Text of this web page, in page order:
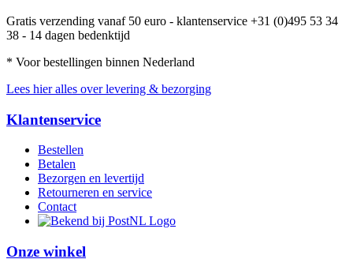
Gratis verzending vanaf 50 euro - klantenservice +31 (0)495 53 34
38 - 14 dagen bedenktijd
* Voor bestellingen binnen Nederland
Lees hier alles over levering & bezorging
Klantenservice
Bestellen
Betalen
Bezorgen en levertijd
Retourneren en service
Contact
Onze winkel